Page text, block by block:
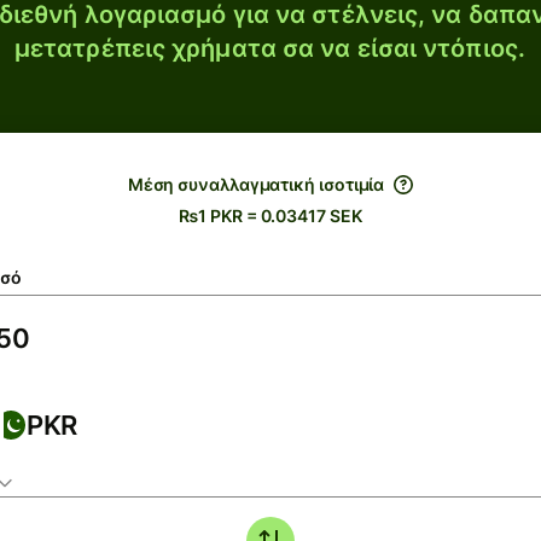
λογαριασμό για να στέλνεις, να
μετατρέπεις χρήματα σα να είσαι ντόπιος.
Μέση συναλλαγματική ισοτιμία
₨1 PKR = 0.03417 SEK
PKR